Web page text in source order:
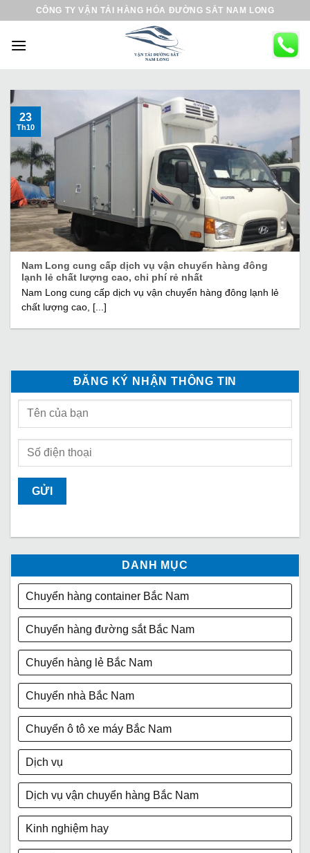
CÔNG TY VẬN TẢI HÀNG HÓA ĐƯỜNG SẮT NAM LONG
Nam Long cung cấp dịch vụ vận chuyển hàng đông
lạnh lẻ chất lượng cao, chi phí rẻ nhất
Nam Long cung cấp dịch vụ vận chuyển hàng đông lạnh lẻ
chất lượng cao, [...]
23
Th10
ĐĂNG KÝ NHẬN THÔNG TIN
DANH MỤC
Chuyển hàng container Bắc Nam
Chuyển hàng đường sắt Bắc Nam
Chuyển hàng lẻ Bắc Nam
Chuyển nhà Bắc Nam
Chuyển ô tô xe máy Bắc Nam
Dịch vụ
Dịch vụ vận chuyển hàng Bắc Nam
Kinh nghiệm hay